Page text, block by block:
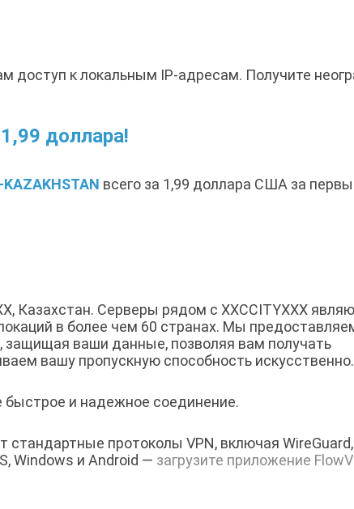
доступ к локальным IP-адресам. Получите
доллара!
KAZAKHSTAN всего за 1,99 доллара США за
Казахстан. Серверы рядом с XXCCITYXXX
в более чем 60 странах. Мы
защищая ваши данные, позволяя вам получать
вашу пропускную способность искусственно.
быстрое и надежное соединение.
протоколы VPN, включая WireGuard,
Windows и Android — загрузите приложение